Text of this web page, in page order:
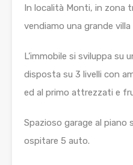
In località Monti, in zona
vendiamo una grande
L’immobile si sviluppa su
disposta su 3 livelli con
ed al primo attrezzati e
Spazioso garage al piano
ospitare 5 auto.